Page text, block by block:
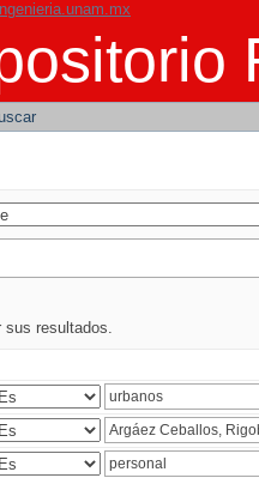
sus resultados.